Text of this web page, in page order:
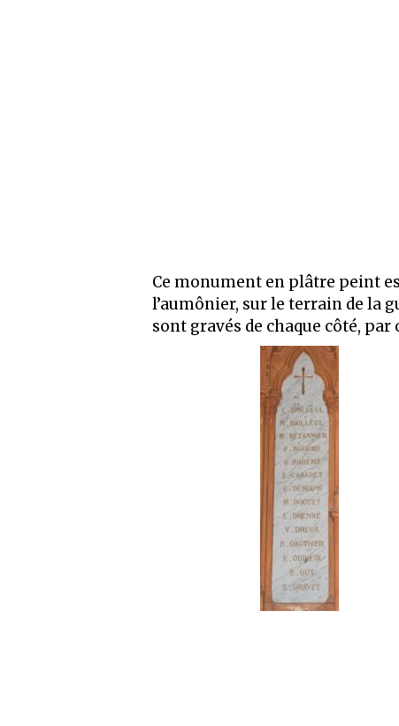
Ce monument en plâtre peint
l’aumônier, sur le terrain de la
sont gravés de chaque côté,